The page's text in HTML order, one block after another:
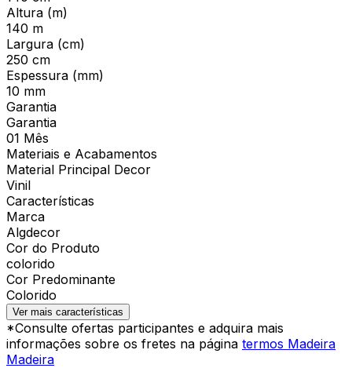
Altura (m)
140 m
Largura (cm)
250 cm
Espessura (mm)
10 mm
Garantia
Garantia
01 Mês
Materiais e Acabamentos
Material Principal Decor
Vinil
Características
Marca
Algdecor
Cor do Produto
colorido
Cor Predominante
Colorido
Ver mais características
*Consulte ofertas participantes e adquira mais
informações sobre os fretes na página termos Madeira
Madeira